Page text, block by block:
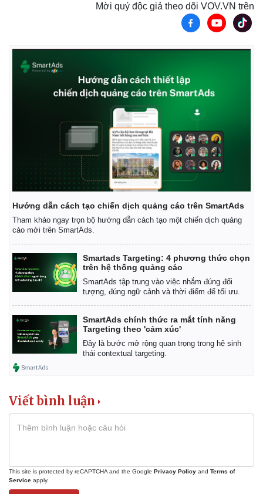
Quan sát
Cuộc sống đó đây
Multimedia
Video
E-Magazine
Infographic
Mời quý độc giả theo dõi VOV.VN trên
Hướng dẫn cách tạo chiến dịch quảng cáo trên SmartAds
Tham khảo ngay trọn bộ hướng dẫn cách tạo một chiến dịch quảng
cáo mới trên SmartAds.
Smartads Targeting: 4 phương thức chọn
trên hệ thống quảng cáo
SmartAds tập trung vào việc nhắm đúng đối
tượng, đúng ngữ cảnh và thời điểm để tối ưu.
SmartAds chính thức ra mắt tính năng
Targeting theo 'cảm xúc'
Đây là bước mở rộng quan trọng trong hệ sinh
thái contextual targeting.
Viết bình luận
This site is protected by reCAPTCHA and the Google Privacy Policy and Terms of
Service apply.